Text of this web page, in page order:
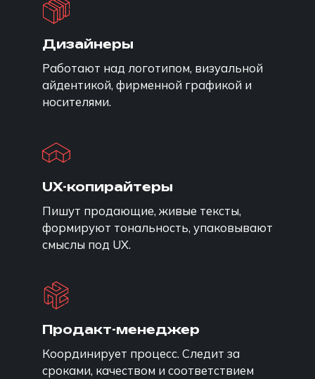
Дизайнеры
Работают над логотипом, визуальной
айдентикой, фирменной графикой и
носителями.
UX-копирайтеры
Пишут продающие, живые тексты,
формируют тональность, упаковывают
смыслы под UX.
Продакт-менеджер
Координирует процесс. Следит за
сроками, качеством и соответствием